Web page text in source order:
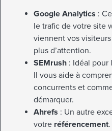
Google Analytics :
le trafic de votre site
viennent vos
plus d’attention.
SEMrush : Idéal pour
Il vous aide à
concurrents et
démarquer.
Ahrefs : Un autre
votre référencement